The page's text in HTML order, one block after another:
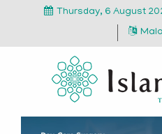
Thursday, 6 August